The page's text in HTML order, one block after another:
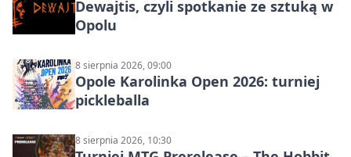
Dewajtis, czyli spotkanie ze sztuką w
Opolu
8 sierpnia 2026, 09:00
Opole Karolinka Open 2026: turniej
pickleballa
8 sierpnia 2026, 10:30